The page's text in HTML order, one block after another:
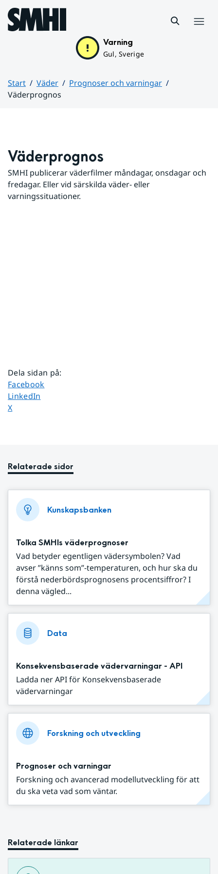
Hoppa till sidans innehåll
Varning
Gul, Sverige
Start Väder
Prognoser och varningar
Väderprognos
Väderprognos
SMHI publicerar väderfilmer måndagar, onsdagar och
fredagar. Eller vid särskilda väder- eller
varningssituationer.
Dela sidan på:
Dela sidan på
Facebook
Dela sidan på
LinkedIn
Dela sidan på
X
Relaterade sidor
Kunskapsbanken
Tolka SMHIs väderprognoser
Vad betyder egentligen vädersymbolen? Vad
avser ”känns som”-temperaturen, och hur ska du
förstå nederbördsprognosens procentsiffror? I
denna vägled...
Data
Konsekvensbaserade vädervarningar - API
Ladda ner API för Konsekvensbaserade
vädervarningar
Forskning och utveckling
Prognoser och varningar
Forskning och avancerad modellutveckling för att
du ska veta vad som väntar.
Relaterade länkar